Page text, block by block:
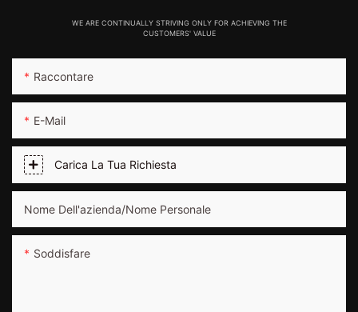
WE ARE CONTINUALLY STRIVING ONLY FOR ACHIEVING THE
CUSTOMERS' VALUE
Raccontare
E-Mail
Carica La Tua Richiesta
Nome Dell'azienda/Nome Personale
Soddisfare